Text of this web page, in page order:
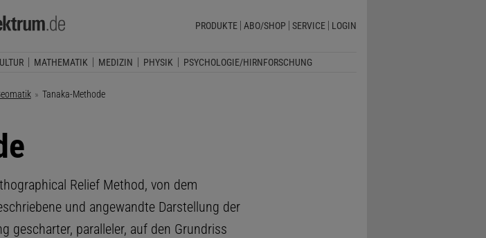
PRODUKTE ABO/SHOP SERVICE LOGIN
MATHEMATIK MEDIZIN PHYSIK PSYCHOLOGIE/HIRNFORSCHUNG
Aktuelle Seite:
Tanaka-Methode
Relief Method, von dem
und angewandte Darstellung der
gescharter, paralleler, auf den Grundriss